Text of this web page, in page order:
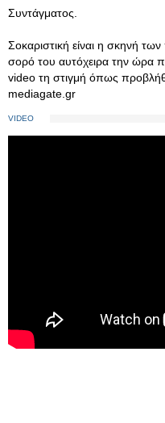
Συντάγματος.
Σοκαριστική είναι η σκηνή
σορό του αυτόχειρα την ώρα
video τη στιγμή όπως
mediagate.gr
VIDEO